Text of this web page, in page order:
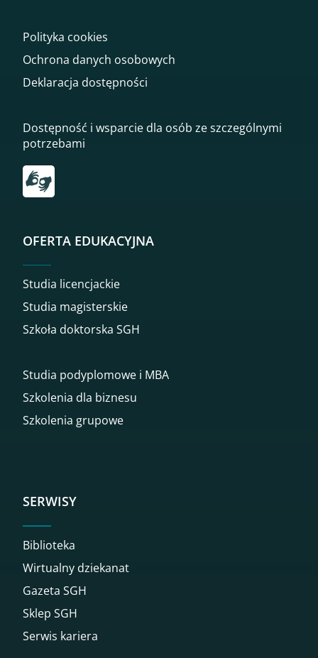
Polityka cookies
Ochrona danych osobowych
Deklaracja dostępności
Dostępność i wsparcie dla osób ze szczególnymi
potrzebami
Przekierowanie do tłumacza on-line języka migowego
OFERTA EDUKACYJNA
Studia licencjackie
Studia magisterskie
Szkoła doktorska SGH
Studia podyplomowe i MBA
Szkolenia dla biznesu
Szkolenia grupowe
SERWISY
Biblioteka
Wirtualny dziekanat
Gazeta SGH
Sklep SGH
Serwis kariera